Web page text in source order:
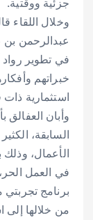
وخلال
عبدالرحمن
في تطوير رواد
خبراتهم
استثمارية
وأبان
السابقة،
الأعمال، وذلك
في العمل
برنامج
من خلالها إلى